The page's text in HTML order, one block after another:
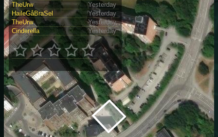
TheUrw
Yesterday
HaileGåBraSel
Yesterday
TheUrw
Yesterday
Cinderella
Yesterday